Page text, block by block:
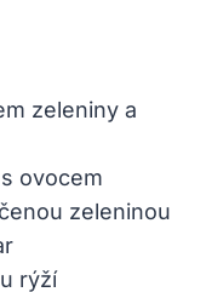
zeleniny a
ovocem
zeleninou
rýží